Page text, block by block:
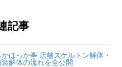
記事
かほっか亭 店舗スケルトン解体・
解体の流れを全公開